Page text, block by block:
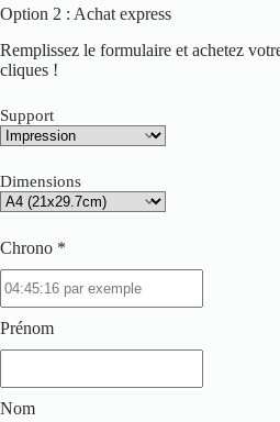
Option 2 : Achat express
Remplissez le formulaire et achetez
cliques !
Support
Dimensions
Chrono *
Prénom
Nom